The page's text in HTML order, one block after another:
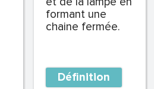
formant une
chaine fermée.
Définition